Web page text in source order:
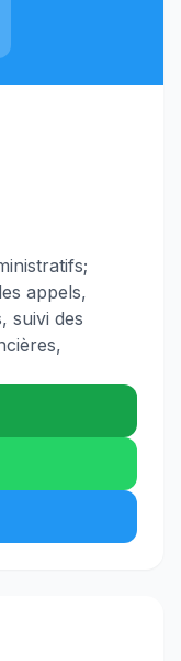
appels,
suivi des